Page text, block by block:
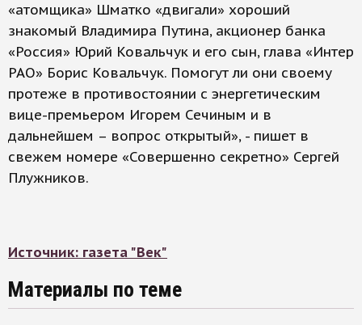
«атомщика» Шматко «двигали» хороший
знакомый Владимира Путина, акционер банка
«Россия» Юрий Ковальчук и его сын, глава «Интер
РАО» Борис Ковальчук. Помогут ли они своему
протеже в противостоянии с энергетическим
вице-премьером Игорем Сечиным и в
дальнейшем – вопрос открытый», - пишет в
свежем номере «Совершенно секретно» Сергей
Плужников.
Источник: газета "Век"
Материалы по теме